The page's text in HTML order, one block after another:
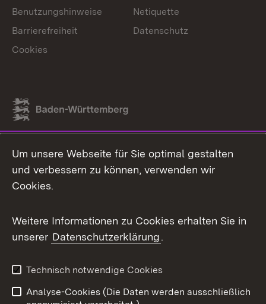
Link zum Landesportal
Benutzungshinweise
Netiquette
Barrierefreiheit
Datenschutz
Cookies
Um unsere Webseite für Sie optimal gestalten
und verbessern zu können, verwenden wir
Cookies.
Weitere Informationen zu Cookies erhalten Sie in
unserer Datenschutzerklärung.
Technisch notwendige Cookies
Analyse-Cookies (Die Daten werden ausschließlich